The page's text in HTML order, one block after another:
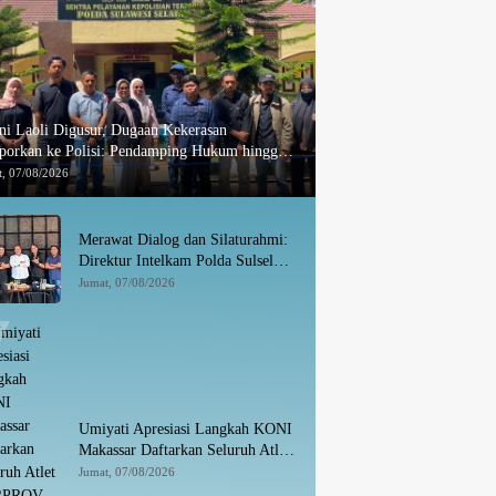
Laoli Digusur, Dugaan Kekerasan
ke Polisi: Pendamping Hukum hingga
Disabilitas Jadi Korban
07/08/2026
Merawat Dialog dan Silaturahmi:
Direktur Intelkam Polda Sulsel
yang Baru Temui Pengurus PBHI
Jumat, 07/08/2026
Umiyati Apresiasi Langkah KONI
Makassar Daftarkan Seluruh Atlet
PORPROV ke BPJS
Jumat, 07/08/2026